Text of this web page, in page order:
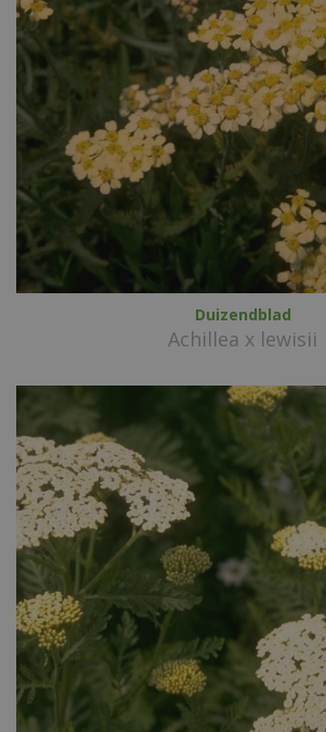
Duizendblad
Achillea x lewisii